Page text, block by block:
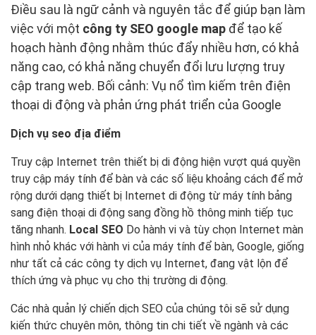
Điều sau là ngữ cảnh và nguyên tắc để giúp bạn làm
việc với một công ty SEO google map để tạo kế
hoạch hành động nhằm thúc đẩy nhiều hơn, có khả
năng cao, có khả năng chuyển đổi lưu lượng truy
cập trang web. Bối cảnh: Vụ nổ tìm kiếm trên điện
thoại di động và phản ứng phát triển của Google
Dịch vụ seo địa điểm
Truy cập Internet trên thiết bị di động hiện vượt quá quyền
truy cập máy tính để bàn và các số liệu khoảng cách để mở
rộng dưới dạng thiết bị Internet di động từ máy tính bảng
sang điện thoại di động sang đồng hồ thông minh tiếp tục
tăng nhanh. Local SEO Do hành vi và tùy chọn Internet màn
hình nhỏ khác với hành vi của máy tính để bàn, Google, giống
như tất cả các công ty dịch vụ Internet, đang vật lộn để
thích ứng và phục vụ cho thị trường di động.
Các nhà quản lý chiến dịch SEO của chúng tôi sẽ sử dụng
kiến ​​thức chuyên môn, thông tin chi tiết về ngành và các